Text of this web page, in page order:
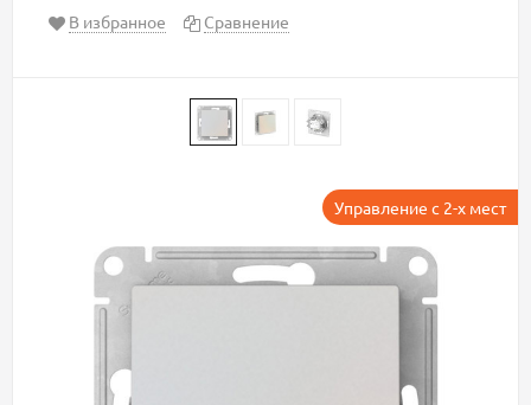
В избранное Сравнение
Управление с 2-х мест